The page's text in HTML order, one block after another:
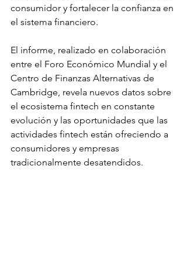
consumidor y fortalecer la confianza en
el sistema financiero.
El informe, realizado en colaboración
entre el Foro Económico Mundial y el
Centro de Finanzas Alternativas de
Cambridge, revela nuevos datos sobre
el ecosistema fintech en constante
evolución y las oportunidades que las
actividades fintech están ofreciendo a
consumidores y empresas
tradicionalmente desatendidos.